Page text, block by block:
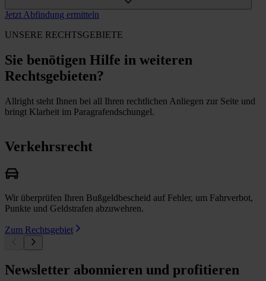
Jetzt Abfindung ermitteln
UNSERE RECHTSGEBIETE
Sie benötigen Hilfe in weiteren
Rechtsgebieten?
Allright steht Ihnen bei all Ihren rechtlichen Anliegen zur Seite und
bringt Klarheit im Paragrafendschungel.
Verkehrsrecht
Wir überprüfen Ihren Bußgeldbescheid auf Fehler, um Fahrverbot,
Punkte und Geldstrafen abzuwehren.
Zum Rechtsgebiet
Newsletter abonnieren und profitieren